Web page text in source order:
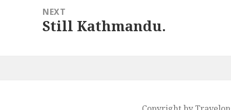
NEXT
Next
Still Kathmandu.